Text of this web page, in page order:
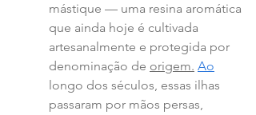
mástique — uma resina aromática
que ainda hoje é cultivada
artesanalmente e protegida por
denominação de origem. Ao
longo dos séculos, essas ilhas
passaram por mãos persas,